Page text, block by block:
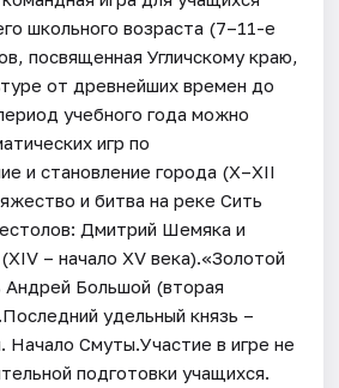
школьного возраста (7–11-е
посвященная Угличскому краю,
от древнейших времен до
учебного года можно
игр по
и становление города (X–XII
и битва на реке Сить
Дмитрий Шемяка и
– начало XV века).«Золотой
Андрей Большой (вторая
удельный князь –
Начало Смуты.Участие в игре не
подготовки учащихся.